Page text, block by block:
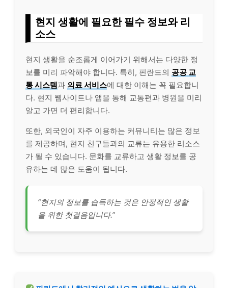
현지 생활에 필요한 필수 정보와 리
소스
현지 생활을 순조롭게 이어가기 위해서는 다양한 정
보를 미리 파악해야 합니다. 특히, 핀란드의 공공 교
통 시스템과 의료 서비스에 대한 이해는 꼭 필요합니
다. 현지 웹사이트나 앱을 통해 교통편과 병원을 미리
알고 가면 더 편리합니다.
또한, 외국인이 자주 이용하는 커뮤니티는 많은 정보
를 제공하며, 현지 친구들과의 교류는 유용한 리소스
가 될 수 있습니다. 문화를 교류하고 생활 정보를 공
유하는 데 많은 도움이 됩니다.
“현지의 정보를 습득하는 것은 안정적인 생활
을 위한 첫걸음입니다.”